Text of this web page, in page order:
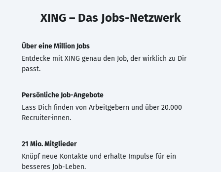
XING – Das Jobs-Netzwerk
Über eine Million Jobs
Entdecke mit XING genau den Job, der wirklich zu Dir
passt.
Persönliche Job-Angebote
Lass Dich finden von Arbeitgebern und über 20.000
Recruiter·innen.
21 Mio. Mitglieder
Knüpf neue Kontakte und erhalte Impulse für ein
besseres Job-Leben.